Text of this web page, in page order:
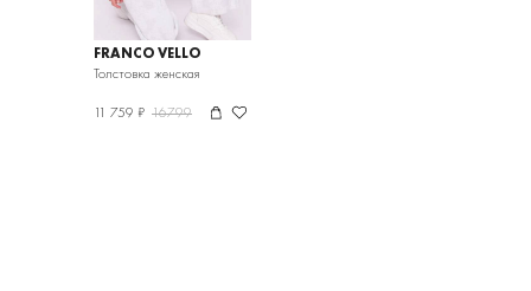
FRANCO VELLO
Толстовка женская
11 759 ₽ 16799